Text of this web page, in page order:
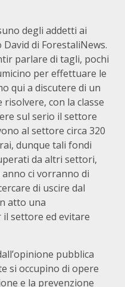
degli addetti ai
di ForestaliNews.
parlare di tagli, pochi
per effettuare le
qui a discutere di un
con la classe
sul serio il settore
al settore circa 320
dunque tali fondi
da altri settori,
ci vorranno di
di uscire dal
atto una
settore ed evitare
pubblica
si occupino di opere
e la prevenzione